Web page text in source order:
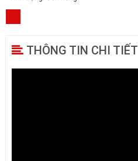
THÔNG TIN CHI TIẾT